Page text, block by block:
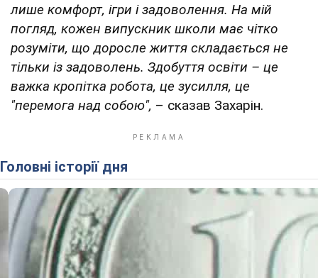
лише комфорт, ігри і задоволення. На мій
погляд, кожен випускник школи має чітко
розуміти, що доросле життя складається не
тільки із задоволень. Здобуття освіти – це
важка кропітка робота, це зусилля, це
"перемога над собою", – сказав Захарін.
Головні історії дня